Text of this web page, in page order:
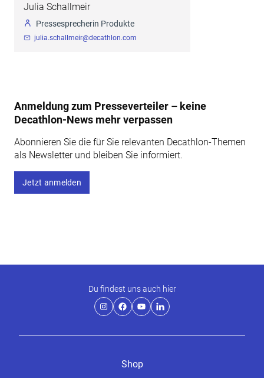
Julia Schallmeir
Pressesprecherin Produkte
julia.schallmeir@decathlon.com
Anmeldung zum Presseverteiler – keine
Decathlon-News mehr verpassen
Abonnieren Sie die für Sie relevanten Decathlon-Themen
als Newsletter und bleiben Sie informiert.
Jetzt anmelden
Du findest uns auch hier
Shop